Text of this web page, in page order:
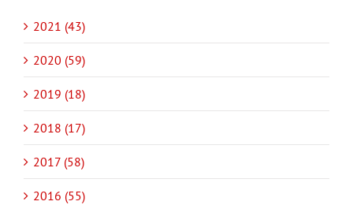
2021 (43)
2020 (59)
2019 (18)
2018 (17)
2017 (58)
2016 (55)